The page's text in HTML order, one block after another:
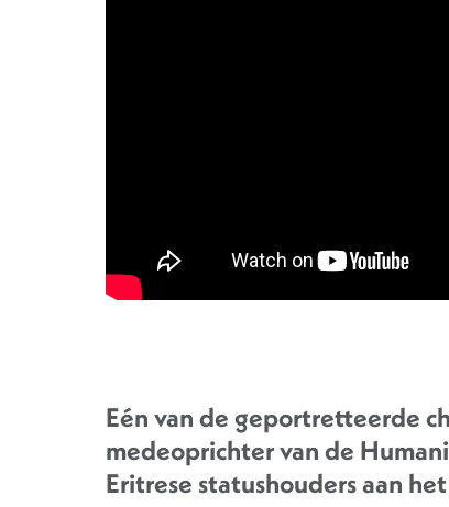
Eén van de geportretteerde
medeoprichter van de
Eritrese statushouders aan